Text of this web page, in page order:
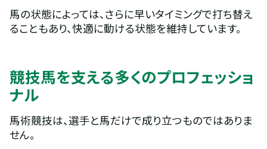
馬の状態によっては、さらに早いタイミングで打ち替え
ることもあり、快適に動ける状態を維持しています。
競技馬を支える多くのプロフェッショ
ナル
馬術競技は、選手と馬だけで成り立つものではありま
せん。